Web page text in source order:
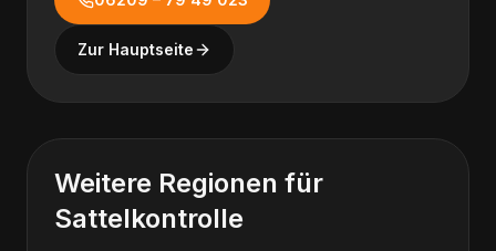
Zur Hauptseite
Weitere Regionen für
Sattelkontrolle